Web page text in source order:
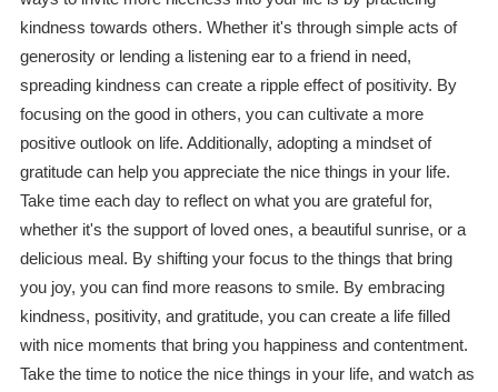
kindness towards others. Whether it's through simple acts of
generosity or lending a listening ear to a friend in need,
spreading kindness can create a ripple effect of positivity. By
focusing on the good in others, you can cultivate a more
positive outlook on life. Additionally, adopting a mindset of
gratitude can help you appreciate the nice things in your life.
Take time each day to reflect on what you are grateful for,
whether it's the support of loved ones, a beautiful sunrise, or a
delicious meal. By shifting your focus to the things that bring
you joy, you can find more reasons to smile. By embracing
kindness, positivity, and gratitude, you can create a life filled
with nice moments that bring you happiness and contentment.
Take the time to notice the nice things in your life, and watch as